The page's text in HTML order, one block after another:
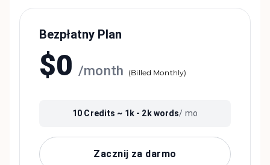
Bezpłatny Plan
$0 /month (Billed Monthly)
10 Credits ~ 1k - 2kwords/ mo
Zacznij za darmo